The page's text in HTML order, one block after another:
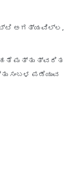
ಪಟ್ಟಿ ಅಗತ್ಯವಿಲ್ಲ,
ಮತ್ತು ತ್ವರಿತ
ಸಂಬಳ ಪಡೆಯುವ